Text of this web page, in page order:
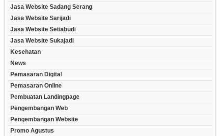
Jasa Website Sadang Serang
Jasa Website Sarijadi
Jasa Website Setiabudi
Jasa Website Sukajadi
Kesehatan
News
Pemasaran Digital
Pemasaran Online
Pembuatan Landingpage
Pengembangan Web
Pengembangan Website
Promo Agustus